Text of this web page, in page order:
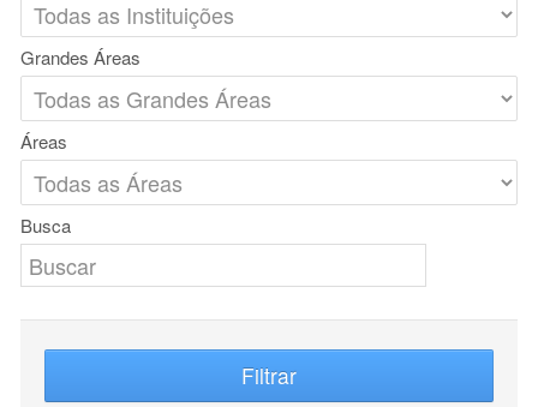
Grandes Áreas
Áreas
Busca
Filtrar